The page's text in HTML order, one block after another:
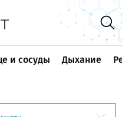
и сосуды Дыхание